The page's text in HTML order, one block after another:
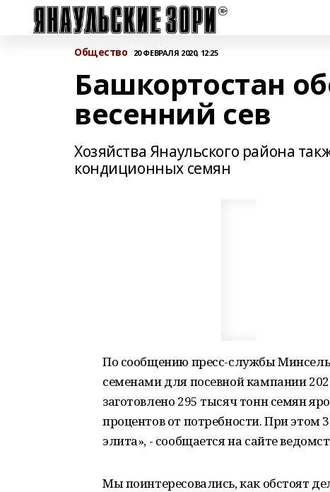
Общество 20 ФЕВРАЛЯ 2020, 12:25
Башкортостан
весенний сев
Хозяйства Янаульского района
кондиционных семян
По сообщению пресс-службы
семенами для посевной кампании
заготовлено 295 тысяч тонн семян
процентов от потребности. При этом
элита», - сообщается на сайте
Мы поинтересовались, как обстоят